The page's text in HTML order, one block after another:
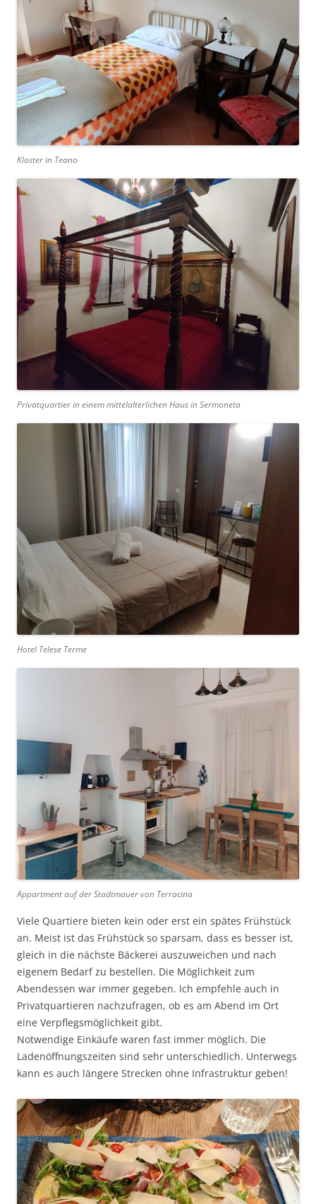
Kloster in Teano
Privatquartier in einem mittelalterlichen Haus in Sermoneta
Hotel Telese Terme
Appartment auf der Stadtmauer von Terracina
Viele Quartiere bieten kein oder erst ein spätes Frühstück
an. Meist ist das Frühstück so sparsam, dass es besser ist,
gleich in die nächste Bäckerei auszuweichen und nach
eigenem Bedarf zu bestellen. Die Möglichkeit zum
Abendessen war immer gegeben. Ich empfehle auch in
Privatquartieren nachzufragen, ob es am Abend im Ort
eine Verpflegsmöglichkeit gibt.
Notwendige Einkäufe waren fast immer möglich. Die
Ladenöffnungszeiten sind sehr unterschiedlich. Unterwegs
kann es auch längere Strecken ohne Infrastruktur geben!